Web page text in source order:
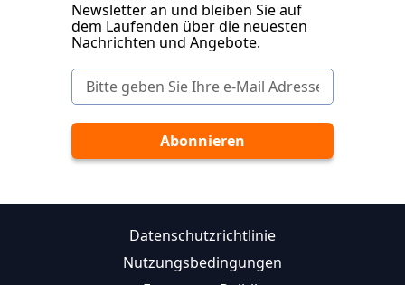
Newsletter an und bleiben Sie auf
dem Laufenden über die neuesten
Nachrichten und Angebote.
Datenschutzrichtlinie
Nutzungsbedingungen